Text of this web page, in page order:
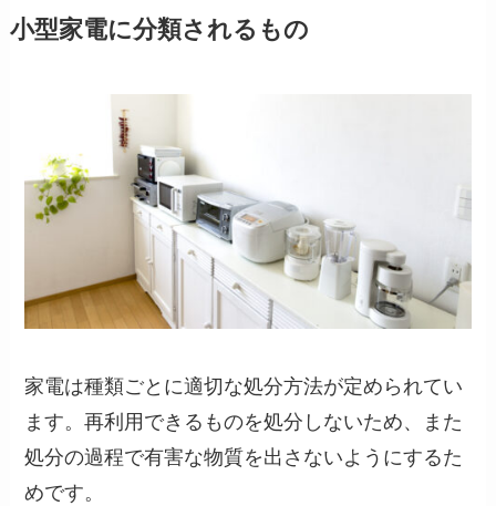
小型家電に分類されるもの
家電は種類ごとに適切な処分方法が定められてい
ます。再利用できるものを処分しないため、また
処分の過程で有害な物質を出さないようにするた
めです。